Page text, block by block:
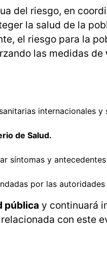
del riesgo, en
la salud de la
el riesgo para la
las medidas de
internacionales
de Salud.
síntomas y
por las autoridades
pública y continuará
con este